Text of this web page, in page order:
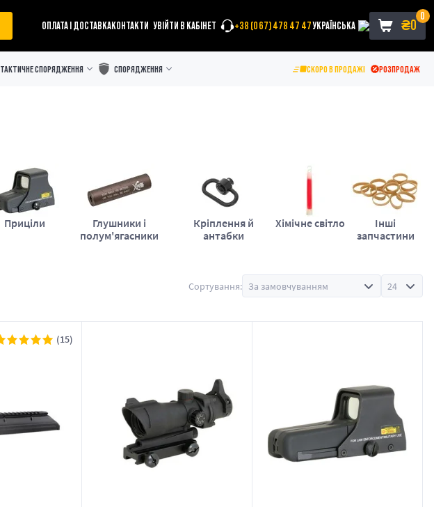
ОПЛАТА І ДОСТАВКАКОНТАКТИ УВІЙТИ В КАБІНЕТ +38 (067) 478 47 47УКРАЇНСЬКА
0
₴0
ТАКТИЧНЕ СПОРЯДЖЕННЯ СПОРЯДЖЕННЯ СКОРО В ПРОДАЖІ РОЗПРОДАЖ
Приціли
Глушники і
полум'ягасники
Кріплення й
антабки
Хімічне світло
Інші
запчастини
Сортування:
(15)